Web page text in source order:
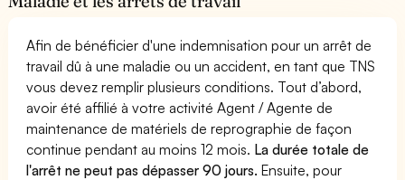
Afin de bénéficier d'une indemnisation pour un arrêt de
travail dû à une maladie ou un accident, en tant que TNS
vous devez remplir plusieurs conditions. Tout d’abord,
avoir été affilié à votre activité Agent / Agente de
maintenance de matériels de reprographie de façon
continue pendant au moins 12 mois. La durée totale de
l'arrêt ne peut pas dépasser 90 jours. Ensuite, pour